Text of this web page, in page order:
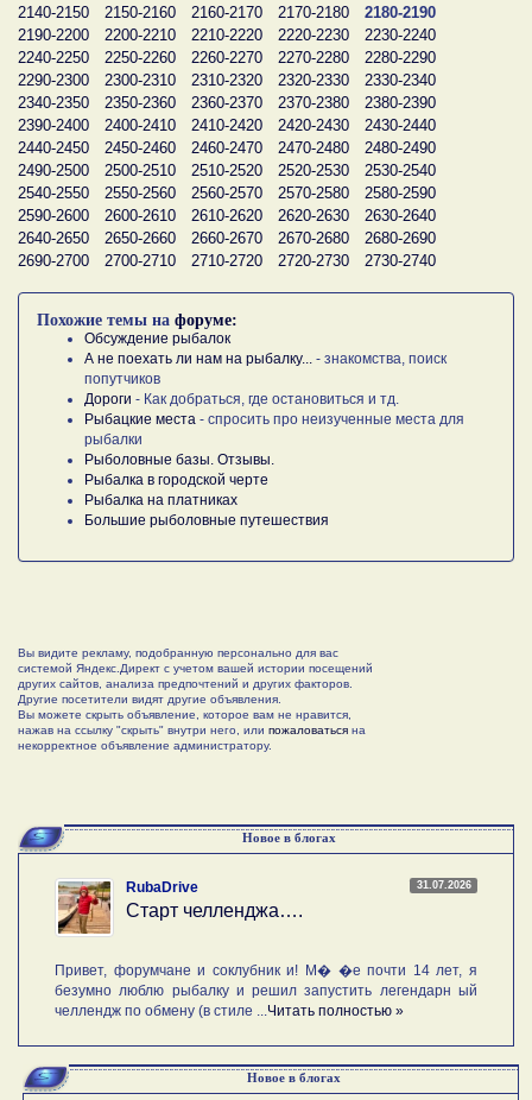
2140-2150
2150-2160 2160-2170 2170-2180
2180-2190
2190-2200
2200-2210 2210-2220 2220-2230
2230-2240
2240-2250
2250-2260 2260-2270 2270-2280
2280-2290
2290-2300
2300-2310 2310-2320 2320-2330
2330-2340
2340-2350
2350-2360 2360-2370 2370-2380
2380-2390
2390-2400
2400-2410 2410-2420 2420-2430
2430-2440
2440-2450
2450-2460 2460-2470 2470-2480
2480-2490
2490-2500
2500-2510 2510-2520 2520-2530
2530-2540
2540-2550
2550-2560 2560-2570 2570-2580
2580-2590
2590-2600
2600-2610 2610-2620 2620-2630
2630-2640
2640-2650
2650-2660 2660-2670 2670-2680
2680-2690
2690-2700
2700-2710 2710-2720 2720-2730 2730-2740
Похожие темы на форуме:
Обсуждение рыбалок
А не поехать ли нам на рыбалку...
- знакомства, поиск
попутчиков
Дороги - Как добраться, где остановиться и тд.
Рыбацкие места - спросить про неизученные места для
рыбалки
Рыболовные базы. Отзывы.
Рыбалка в городской черте
Рыбалка на платниках
Большие рыболовные путешествия
Вы видите рекламу, подобранную персонально для вас
системой Яндекс.Директ с учетом вашей истории посещений
других сайтов, анализа предпочтений и других факторов.
Другие посетители видят другие объявления.
Вы можете скрыть объявление, которое вам не нравится,
нажав на ссылку "скрыть" внутри него, или пожаловаться на
некорректное объявление администратору.
Новое в блогах
31.07.2026
RubaDrive
Старт челленджа….
Привет, форумчане и соклубник и! М� �е почти 14 лет, я
безумно люблю рыбалку и решил запустить легендарн ый
челлендж по обмену (в стиле ... Читать полностью »
Новое в блогах